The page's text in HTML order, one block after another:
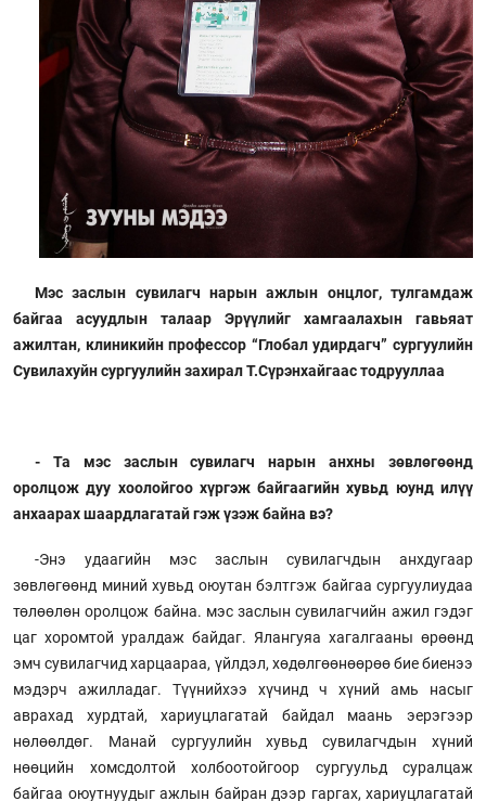
Мэс заслын сувилагч нарын ажлын онцлог, тулгамдаж
байгаа асуудлын талаар Эрүүлийг хамгаалахын гавьяат
ажилтан, клиникийн профессор “Глобал удирдагч” сургуулийн
Сувилахуйн сургуулийн захирал Т.Сүрэнхайгаас тодрууллаа
- Та мэс заслын сувилагч нарын анхны зөвлөгөөнд
оролцож дуу хоолойгоо хүргэж байгаагийн хувьд юунд илүү
анхаарах шаардлагатай гэж үзэж байна вэ?
-Энэ удаагийн мэс заслын сувилагчдын анхдугаар
зөвлөгөөнд миний хувьд оюутан бэлтгэж байгаа сургуулиудаа
төлөөлөн оролцож байна. мэс заслын сувилагчийн ажил гэдэг
цаг хоромтой уралдаж байдаг. Ялангуяа хагалгааны өрөөнд
эмч сувилагчид харцаараа, үйлдэл, хөдөлгөөнөөрөө бие биенээ
мэдэрч ажилладаг. Түүнийхээ хүчинд ч хүний амь насыг
аврахад хурдтай, хариуцлагатай байдал маань эерэгээр
нөлөөлдөг. Манай сургуулийн хувьд сувилагчдын хүний
нөөцийн хомсдолтой холбоотойгоор сургуульд суралцаж
байгаа оюутнуудыг ажлын байран дээр гаргах, хариуцлагатай